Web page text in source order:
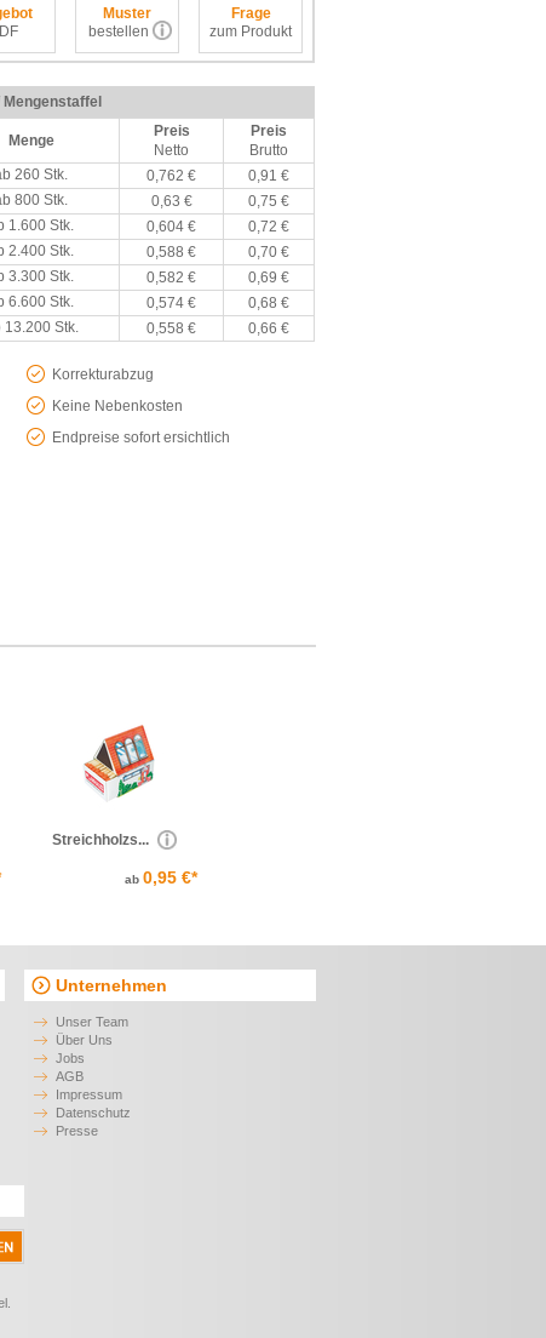
Muster
bestellen
Frage
zum Produkt
Mengenstaffel
Menge
Preis
Netto
Preis
Brutto
260 Stk.
0,762 €
0,91 €
800 Stk.
0,63 €
0,75 €
1.600 Stk.
0,604 €
0,72 €
2.400 Stk.
0,588 €
0,70 €
3.300 Stk.
0,582 €
0,69 €
6.600 Stk.
0,574 €
0,68 €
13.200 Stk.
0,558 € 0,66 €
Korrekturabzug
Keine Nebenkosten
Endpreise sofort ersichtlich
Streichholzs...
ab 0,95 €*
Unternehmen
Unser Team
Über Uns
Jobs
AGB
Impressum
Datenschutz
Presse